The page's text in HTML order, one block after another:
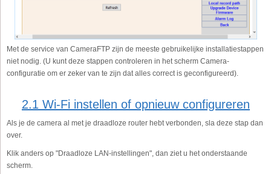
Met de service van CameraFTP zijn de meeste gebruikelijke installatiestappen
niet nodig. (U kunt deze stappen controleren in het scherm Camera-
configuratie om er zeker van te zijn dat alles correct is geconfigureerd).
2.1 Wi-Fi instellen of opnieuw configureren
Als je de camera al met je draadloze router hebt verbonden, sla deze stap dan
over.
Klik anders op "Draadloze LAN-instellingen", dan ziet u het onderstaande
scherm.